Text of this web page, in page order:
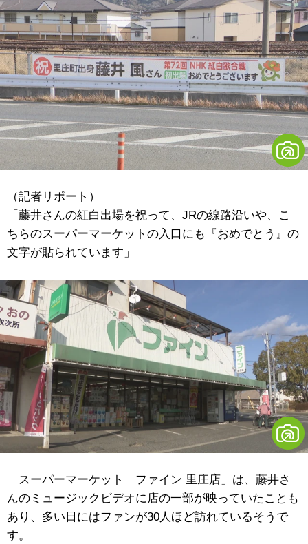
（記者リポート）
「藤井さんの紅白出場を祝って、JRの線路沿いや、こ
ちらのスーパーマーケットの入口にも『おめでとう』の
文字が貼られています」
スーパーマーケット「ファイン 里庄店」は、藤井さ
んのミュージックビデオに店の一部が映っていたことも
あり、多い日にはファンが30人ほど訪れているそうで
す。